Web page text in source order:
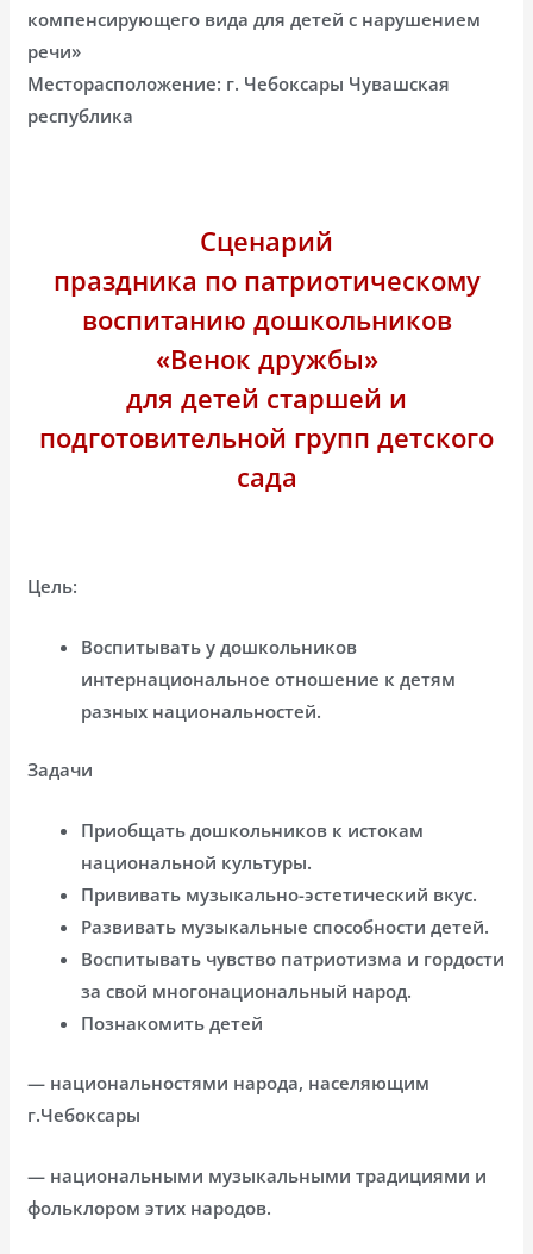
компенсирующего вида для детей с нарушением
речи»
Месторасположение: г. Чебоксары Чувашская
республика
Сценарий
праздника по патриотическому
воспитанию дошкольников
«Венок дружбы»
для детей старшей и
подготовительной групп детского
сада
Цель:
Воспитывать у дошкольников
интернациональное отношение к детям
разных национальностей.
Задачи
Приобщать дошкольников к истокам
национальной культуры.
Прививать музыкально-эстетический вкус.
Развивать музыкальные способности детей.
Воспитывать чувство патриотизма и гордости
за свой многонациональный народ.
Познакомить детей
— национальностями народа, населяющим
г.Чебоксары
— национальными музыкальными традициями и
фольклором этих народов.